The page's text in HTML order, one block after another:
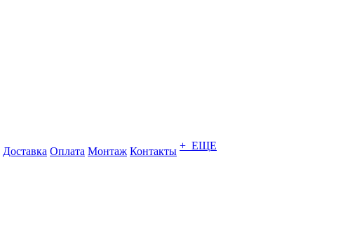
Доставка Оплата Монтаж Контакты + ЕЩЕ